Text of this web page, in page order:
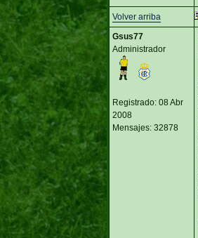
Volver arriba
Gsus77
Administrador
Registrado: 08 Abr
2008
Mensajes: 32878